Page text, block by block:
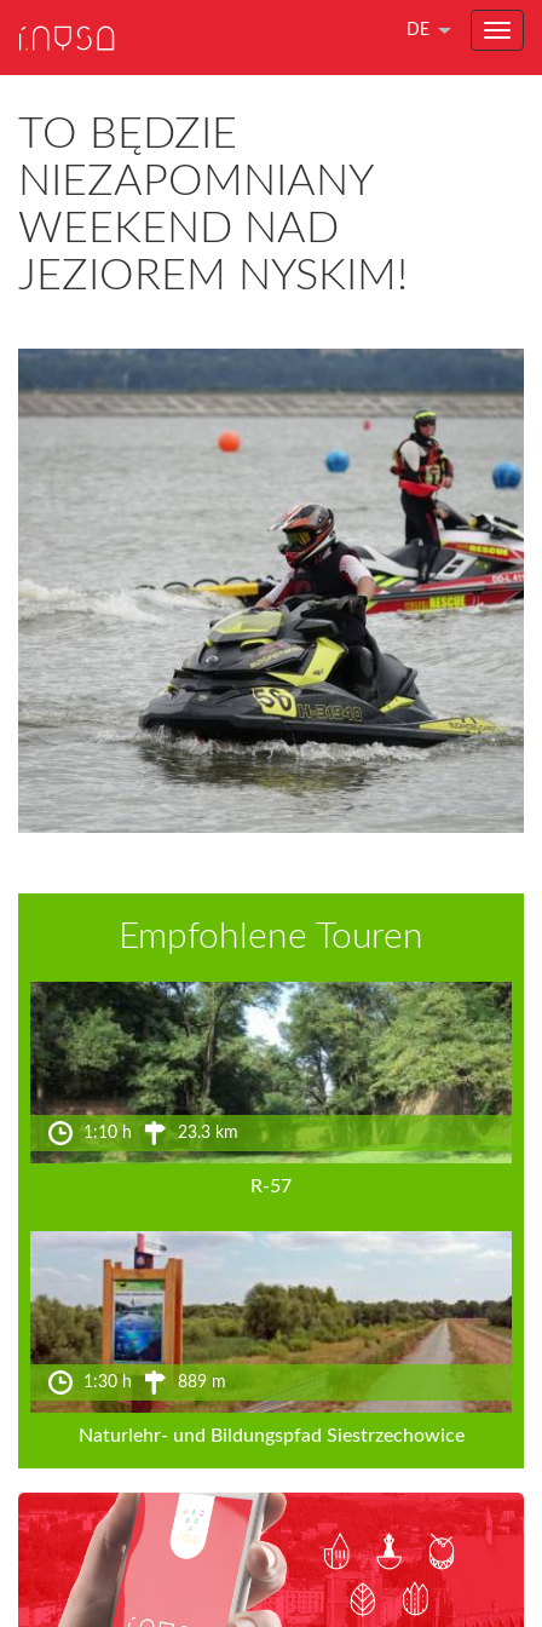
DE
TO BĘDZIE
NIEZAPOMNIANY
WEEKEND NAD
JEZIOREM NYSKIM!
Empfohlene Touren
1:10 h 23.3 km
R-57
1:30 h 889 m
Naturlehr- und Bildungspfad Siestrzechowice